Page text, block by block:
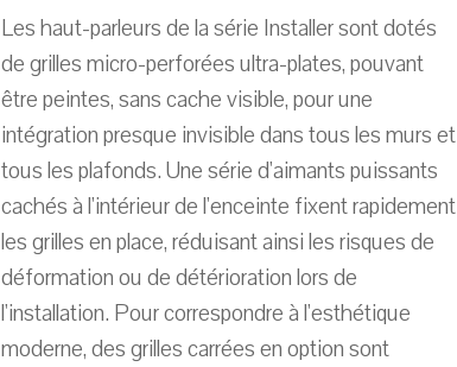
Les haut-parleurs de la série Installer sont dotés
de grilles micro-perforées ultra-plates, pouvant
être peintes, sans cache visible, pour une
intégration presque invisible dans tous les murs et
tous les plafonds. Une série d'aimants puissants
cachés à l'intérieur de l'enceinte fixent rapidement
les grilles en place, réduisant ainsi les risques de
déformation ou de détérioration lors de
l'installation. Pour correspondre à l'esthétique
moderne, des grilles carrées en option sont